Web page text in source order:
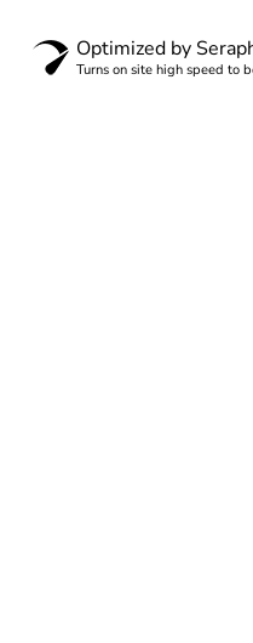
Optimized by
Turns on site high speed to